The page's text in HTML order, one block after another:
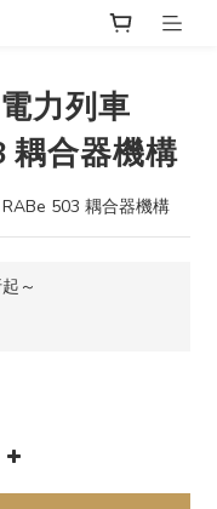
力列車
耦合器機構
503 耦合器機構
～